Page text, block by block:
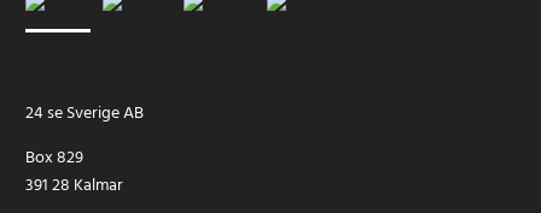
24 se Sverige AB
Box 829
391 28 Kalmar